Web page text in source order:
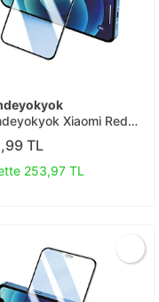
Xiaomi Redmi
11s 3d Antistatik Cam
Koruyucu T20
TL
253,97 TL